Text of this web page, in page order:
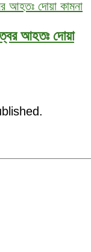
আহতঃ দোয়া